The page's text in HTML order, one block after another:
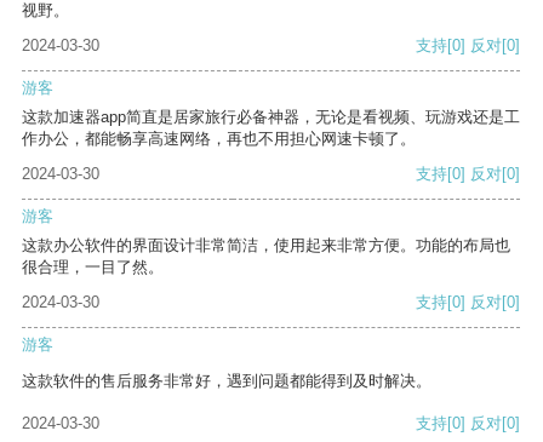
视野。
2024-03-30
支持[0] 反对[0]
游客
这款加速器app简直是居家旅行必备神器，无论是看视频、玩游戏还是工
作办公，都能畅享高速网络，再也不用担心网速卡顿了。
2024-03-30
支持[0] 反对[0]
游客
这款办公软件的界面设计非常简洁，使用起来非常方便。功能的布局也
很合理，一目了然。
2024-03-30
支持[0] 反对[0]
游客
这款软件的售后服务非常好，遇到问题都能得到及时解决。
2024-03-30 支持[0] 反对[0]